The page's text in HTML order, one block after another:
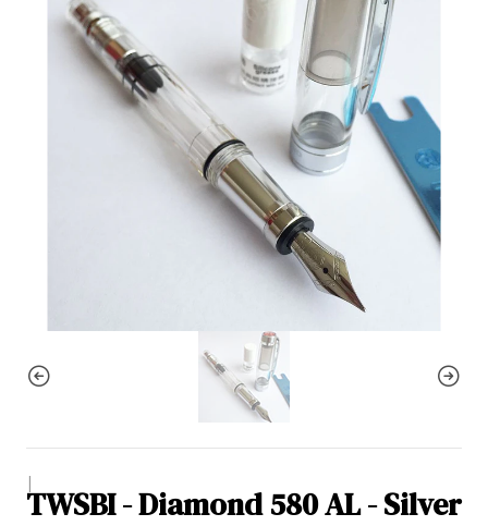
|
TWSBI - Diamond 580 AL - Silver